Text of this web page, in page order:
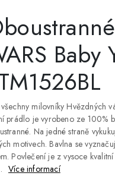
milovníky Hvězdných
prádlo je vyrobeno ze 100%
Na jedné straně
motivech. Bavlna se
Povlečení je z vysoce
Více informací